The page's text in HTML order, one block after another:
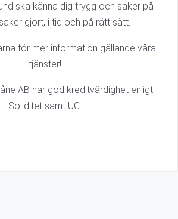
ska känna dig trygg och säker på
gjort, i tid och på rätt sätt.
för mer information gällande våra
tjänster!
AB har god kreditvärdighet enligt
Soliditet samt UC.